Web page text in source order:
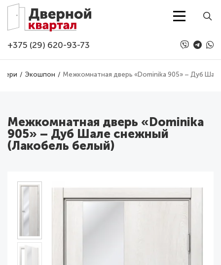
Перейти к основному содержанию
+375 (29) 620-93-73
Экошпон Межкомнатная дверь «Dominika 905» – Дуб
Межкомнатная дверь «Dominika
905» – Дуб Шале снежный
(Лакобель белый)